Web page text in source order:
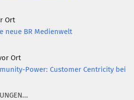
Ort
neue BR Medienwelt
Ort
Power: Customer Centricity bei